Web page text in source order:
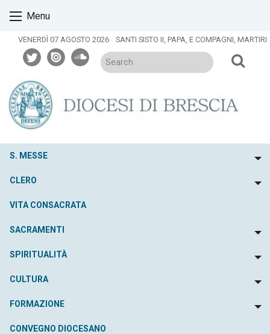
content
Menu
VENERDÌ 07 AGOSTO 2026 SANTI SISTO II, PAPA, E COMPAGNI, MARTIRI
twitterissuusoundcloud
S. MESSE
CLERO
VITA CONSACRATA
SACRAMENTI
SPIRITUALITÀ
CULTURA
FORMAZIONE
CONVEGNO DIOCESANO